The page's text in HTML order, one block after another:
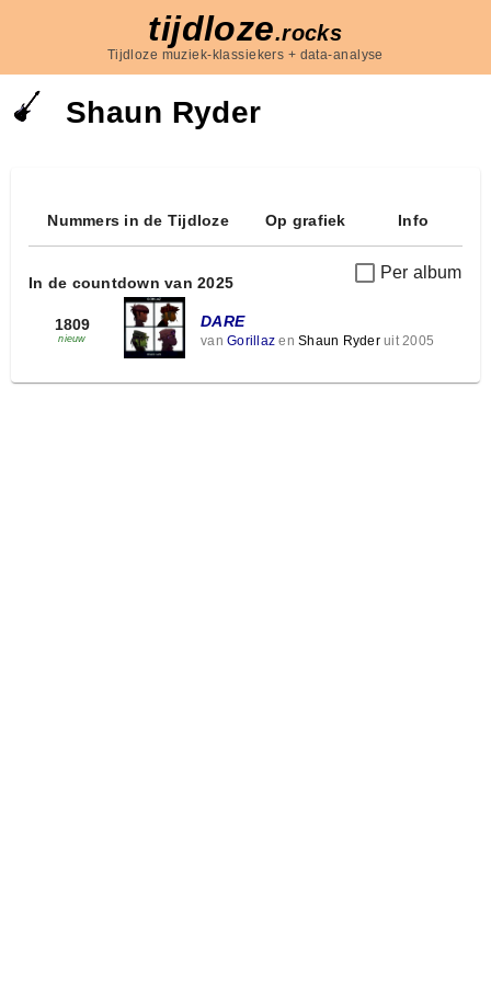
tijdloze.rocks
Tijdloze muziek-klassiekers + data-analyse
Shaun Ryder
Nummers in de Tijdloze Op grafiek Info
Per album
In de countdown van 2025
1809
nieuw
DARE
van Gorillaz en Shaun Ryderuit 2005